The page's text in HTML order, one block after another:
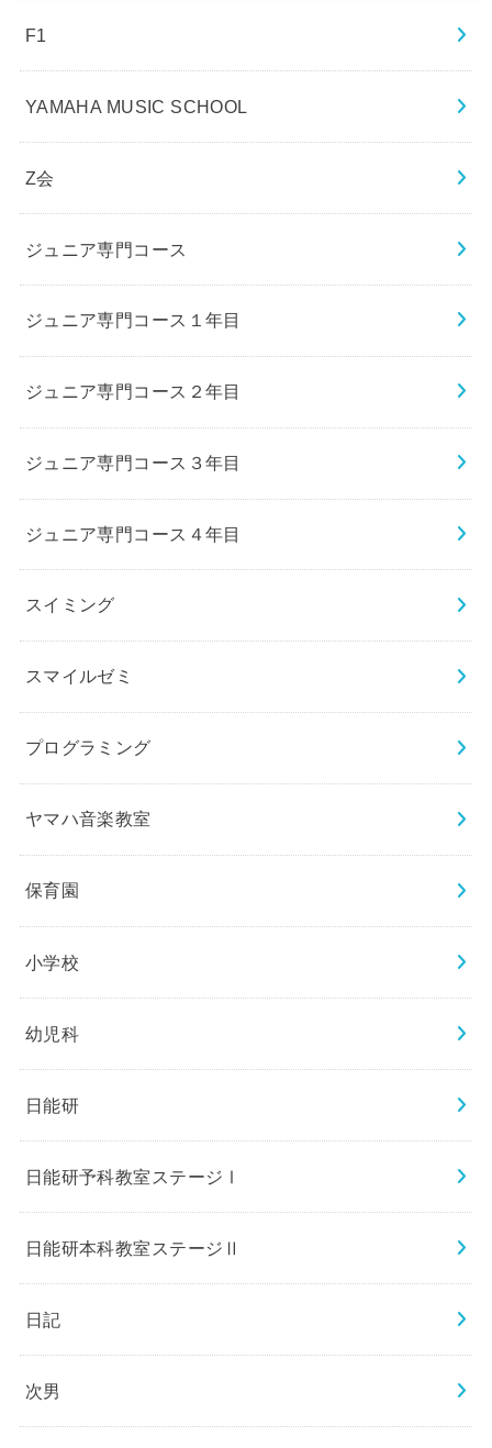
F1
YAMAHA MUSIC SCHOOL
Z会
ジュニア専門コース
ジュニア専門コース１年目
ジュニア専門コース２年目
ジュニア専門コース３年目
ジュニア専門コース４年目
スイミング
スマイルゼミ
プログラミング
ヤマハ音楽教室
保育園
小学校
幼児科
日能研
日能研予科教室ステージⅠ
日能研本科教室ステージⅡ
日記
次男